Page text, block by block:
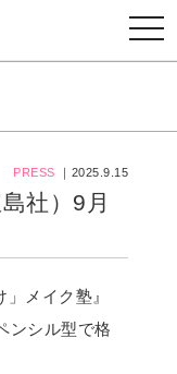
PRESS ｜2025.9.15
社）9月
メイク塾』
ンシル型で格